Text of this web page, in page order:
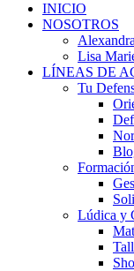
INICIO
NOSOTROS
Lisa
LÍNEAS DE
Tu
Lúdica y